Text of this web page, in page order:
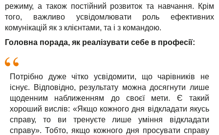
режиму, а також постійний розвиток та навчання. Крім
того, важливо усвідомлювати роль ефективних
комунікацій як з клієнтами, та і з командою.
Головна порада, як реалізувати себе в професії:
Потрібно дуже чітко усвідомити, що чарівників не
існує. Відповідно, результату можна досягнути лише
щоденним наближенням до своєї мети. Є такий
хороший вислів: «Якщо кожного дня відкладати якусь
справу, то ви тренуєте лише уміння відкладати
справу». Тобто, якщо кожного дня просувати справу